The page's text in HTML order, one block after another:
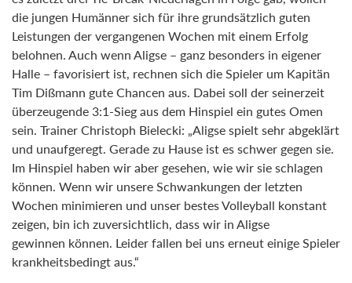
die jungen Humänner sich für ihre grundsätzlich guten
Leistungen der vergangenen Wochen mit einem Erfolg
belohnen. Auch wenn Aligse – ganz besonders in eigener
Halle – favorisiert ist, rechnen sich die Spieler um Kapitän
Tim Dißmann gute Chancen aus. Dabei soll der seinerzeit
überzeugende 3:1-Sieg aus dem Hinspiel ein gutes Omen
sein. Trainer Christoph Bielecki: „Aligse spielt sehr abgeklärt
und unaufgeregt. Gerade zu Hause ist es schwer gegen sie.
Im Hinspiel haben wir aber gesehen, wie wir sie schlagen
können. Wenn wir unsere Schwankungen der letzten
Wochen minimieren und unser bestes Volleyball konstant
zeigen, bin ich zuversichtlich, dass wir in Aligse
gewinnen können. Leider fallen bei uns erneut einige Spieler
krankheitsbedingt aus.“